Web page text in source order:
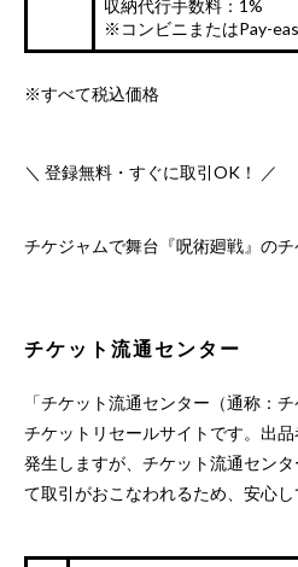
収納代行手数料：1%
※コンビニまたはPay-
※すべて税込価格
＼ 登録無料・すぐに取引OK！ ／
チケジャムで舞台『呪術廻戦』の
チケット流通センター
「チケット流通センター（通称：
チケットリセールサイトです。出
発生しますが、チケット流通セン
て取引がおこなわれるため、安心し